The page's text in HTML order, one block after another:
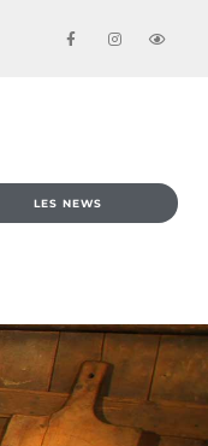
LES NEWS